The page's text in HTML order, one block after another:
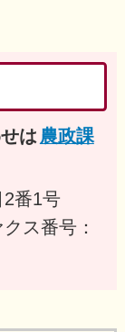
は 農政課
番1号
ス番号：